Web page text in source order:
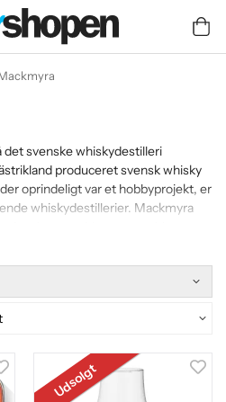
det svenske whiskydestilleri
produceret svensk whisky
oprindeligt var et hobbyprojekt, er
whiskydestillerier. Mackmyra
de selv skabte. Svensk whisky!
Udsolgt